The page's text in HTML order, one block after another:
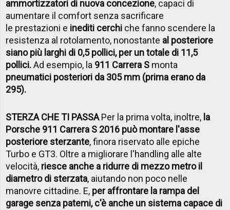
ammortizzatori di nuova concezione, capaci di
aumentare il comfort senza sacrificare
le prestazioni e inediti cerchi che fanno scendere la
resistenza al rotolamento, nonostante al posteriore
siano più larghi di 0,5 pollici, per un totale di 11,5
pollici.Ad esempio, la 911 Carrera S monta
pneumatici posteriori da 305 mm (prima erano da
295).
STERZA CHE TI PASSAPer la prima volta, inoltre, la
Porsche 911 Carrera S 2016 può montare l'asse
posteriore sterzante, finora riservato alle epiche
Turbo e GT3. Oltre a migliorare l'handling alle alte
velocità, riesce anche a ridurre di mezzo metro il
diametro di sterzata, aiutando non poco nelle
manovre cittadine. E, per affrontare la rampa del
garage senza patemi, c'è anche un sistema capace di